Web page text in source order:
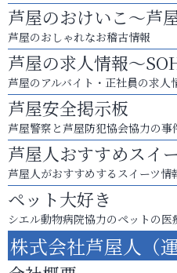
芦屋のおけいこ～芦
芦屋のおしゃれなお稽古情報
芦屋の求人情報～
芦屋のアルバイト・正社員の求人
芦屋安全掲示板
芦屋警察と芦屋防犯協会協力の事
芦屋人おすすめスイ
芦屋人がおすすめするスイーツ情
ペット大好き
シエル動物病院協力のペットの医
株式会社芦屋人（